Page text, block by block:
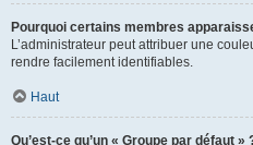
Pourquoi certains membres
L’administrateur peut attribuer une
rendre facilement identifiables.
Haut
Qu’est-ce qu’un « Groupe par défaut »